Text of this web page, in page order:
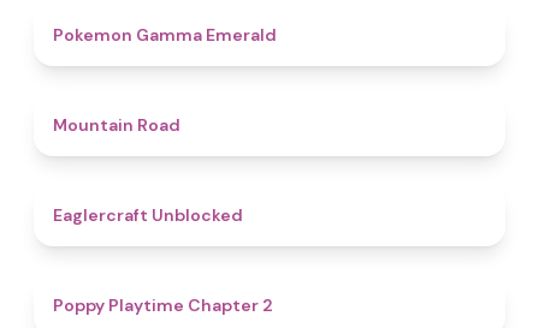
Pokemon Gamma Emerald
Mountain Road
Eaglercraft Unblocked
Poppy Playtime Chapter 2